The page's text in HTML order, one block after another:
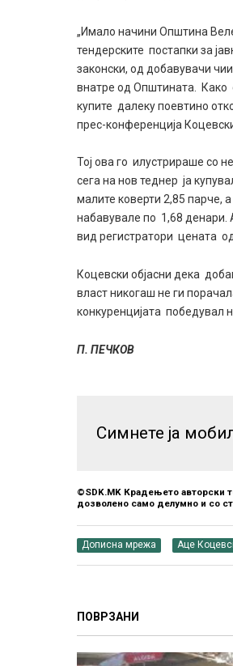
„Имало начини Општина
тендерските постапки за
законски, од добавувачи
внатре од Општината. Како
купите далеку поевтино
прес-конференција
Тој ова го илустрираше со
сега на нов теднер ја
малите коверти 2,85 парче,
набавувале по 1,68 денари.
вид регистратори цената
Коцевски објасни дека
власт никогаш не ги
конкуренцијата победувал
П. ПЕЧКОВ
Симнете ја
©SDK.MK Крадењето авторски
дозволено само делумно и со
Дописна мрежа Аце
ПОВРЗАНИ